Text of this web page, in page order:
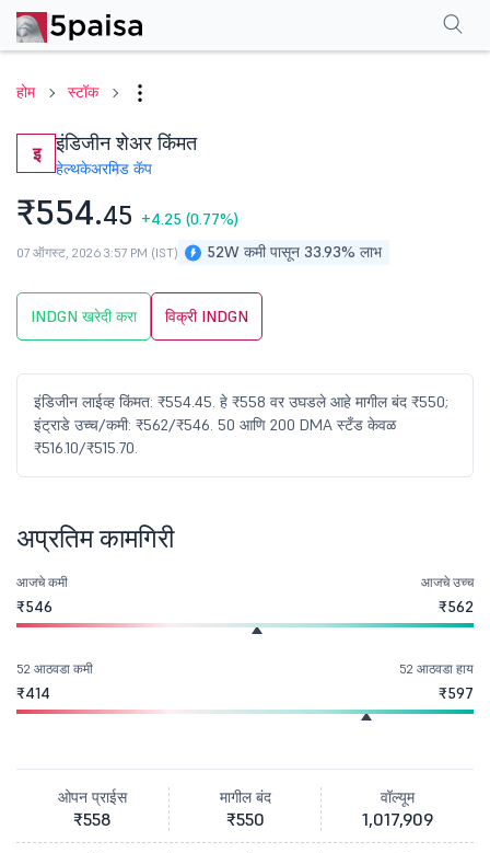
होम स्टॉक
इ इंडिजीन शेअर किंमत
हेल्थकेअरमिड कॅप
₹554.45 +4.25 (0.77%)
52W कमी पासून 33.93% लाभ
07 ऑगस्ट, 2026 3:57 PM (IST)
INDGN खरेदी करा विक्री INDGN
इंडिजीन लाईव्ह किंमत: ₹554.45. हे ₹558 वर उघडले आहे मागील बंद ₹550;
इंट्राडे उच्च/कमी: ₹562/₹546. 50 आणि 200 DMA स्टँड केवळ
₹516.10/₹515.70.
परफॉर्मन्सफायनान्शियल्स एफएक्यू
अप्रतिम कामगिरी
आजचे कमी
₹546
आजचे उच्च
₹562
52 आठवडा कमी
₹414
52 आठवडा हाय
₹597
ओपन प्राईस
₹558
मागील बंद
₹550
वॉल्यूम
1,017,909